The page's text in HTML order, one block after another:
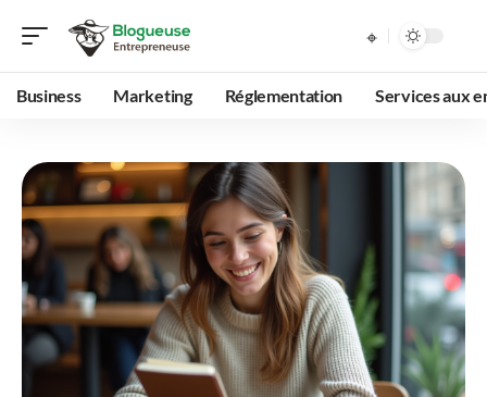
Business Marketing Réglementation Services aux